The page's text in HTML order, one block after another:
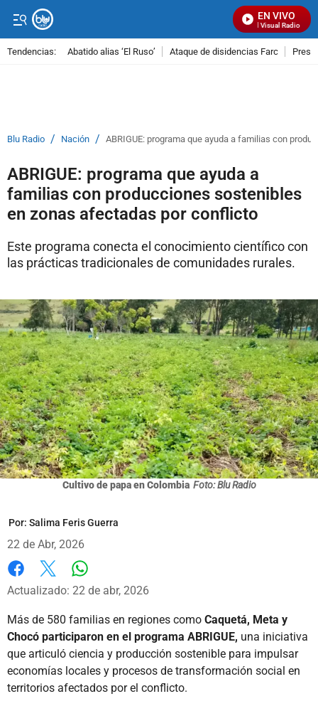
EN VIVO
Señal Visual Radio
Tendencias: Abatido alias ‘El Ruso’ Ataque de disidencias Farc
Blu Radio / Nación / ABRIGUE: programa que ayuda a familias con
ABRIGUE: programa que ayuda a
familias con producciones sostenibles
en zonas afectadas por conflicto
Este programa conecta el conocimiento científico con
las prácticas tradicionales de comunidades rurales.
Cultivo de papa en Colombia Foto: Blu Radio
Por: Salima Feris Guerra
22 de Abr, 2026
Facebook
X
Actualizado: 22 de abr, 2026
Más de 580 familias en regiones como Caquetá, Meta y
Chocó participaron en el programa ABRIGUE, una iniciativa
que articuló ciencia y producción sostenible para impulsar
economías locales y procesos de transformación social en
territorios afectados por el conflicto.